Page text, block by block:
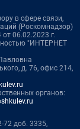
в сфере связи,
(Роскомнадзор)
06.02.2023 г.
"ИНТЕРНЕТ
д. 76, офис 214,
органов:
72 доб. 3335,